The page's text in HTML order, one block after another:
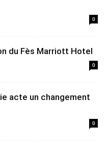
0
du Fès Marriott Hotel
0
acte un changement
0